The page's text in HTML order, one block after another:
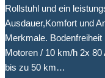
Rollstuhl und ein
Ausdauer,Komfort und
Merkmale.
Motoren / 10 km/h 2x
bis zu 50 km…